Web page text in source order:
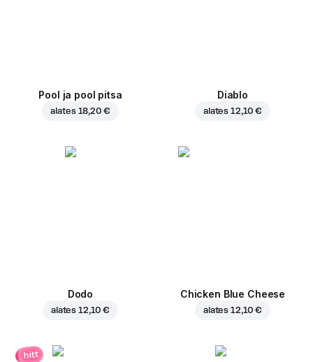
Pool ja pool pitsa
alates 18,20 €
Diablo
alates 12,10 €
Dodo
alates 12,10 €
Chicken Blue Cheese
alates 12,10 €
hitt